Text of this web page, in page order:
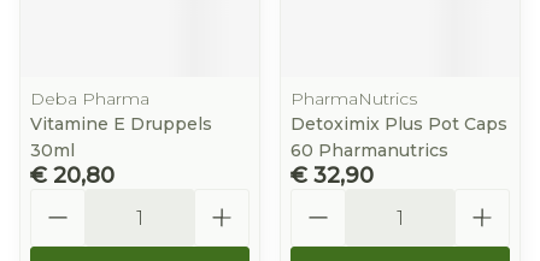
Deba Pharma
Vitamine E Druppels
30ml
€ 20,80
PharmaNutrics
Detoximix Plus Pot Caps
60 Pharmanutrics
€ 32,90